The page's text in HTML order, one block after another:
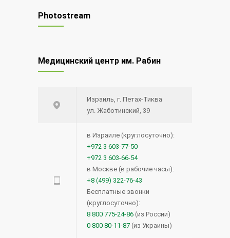
30.12.2021
глаза
Синий лазер для удаления
Прием кроверазжижающих
препаратов возможен и перед
операцией — новое исследование
Photostream
Медицинский центр им. Рабин
Израиль, г. Петах-Тиква
ул. Жаботинский, 39
в Израиле (круглосуточно):
+972 3 603-77-50
+972 3 603-66-54
в Москве (в рабочие часы):
+8 (499) 322-76-43
Бесплатные звонки
(круглосуточно):
8 800 775-24-86 (из России)
0 800 80-11-87 (из Украины)